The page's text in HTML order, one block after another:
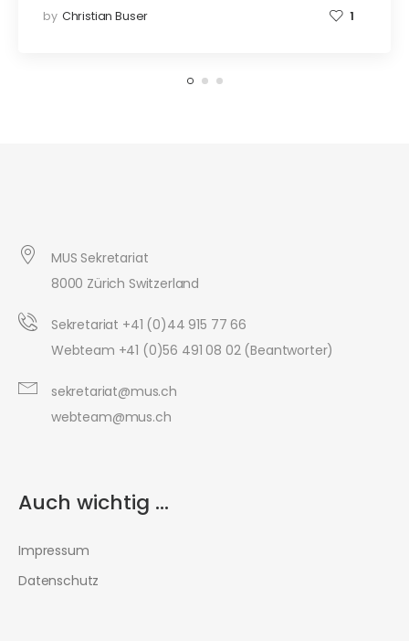
by Christian Buser 1
MUS Sekretariat
8000 Zürich Switzerland
Sekretariat +41 (0)44 915 77 66
Webteam +41 (0)56 491 08 02 (Beantworter)
sekretariat@mus.ch
webteam@mus.ch
Auch wichtig ...
Impressum
Datenschutz